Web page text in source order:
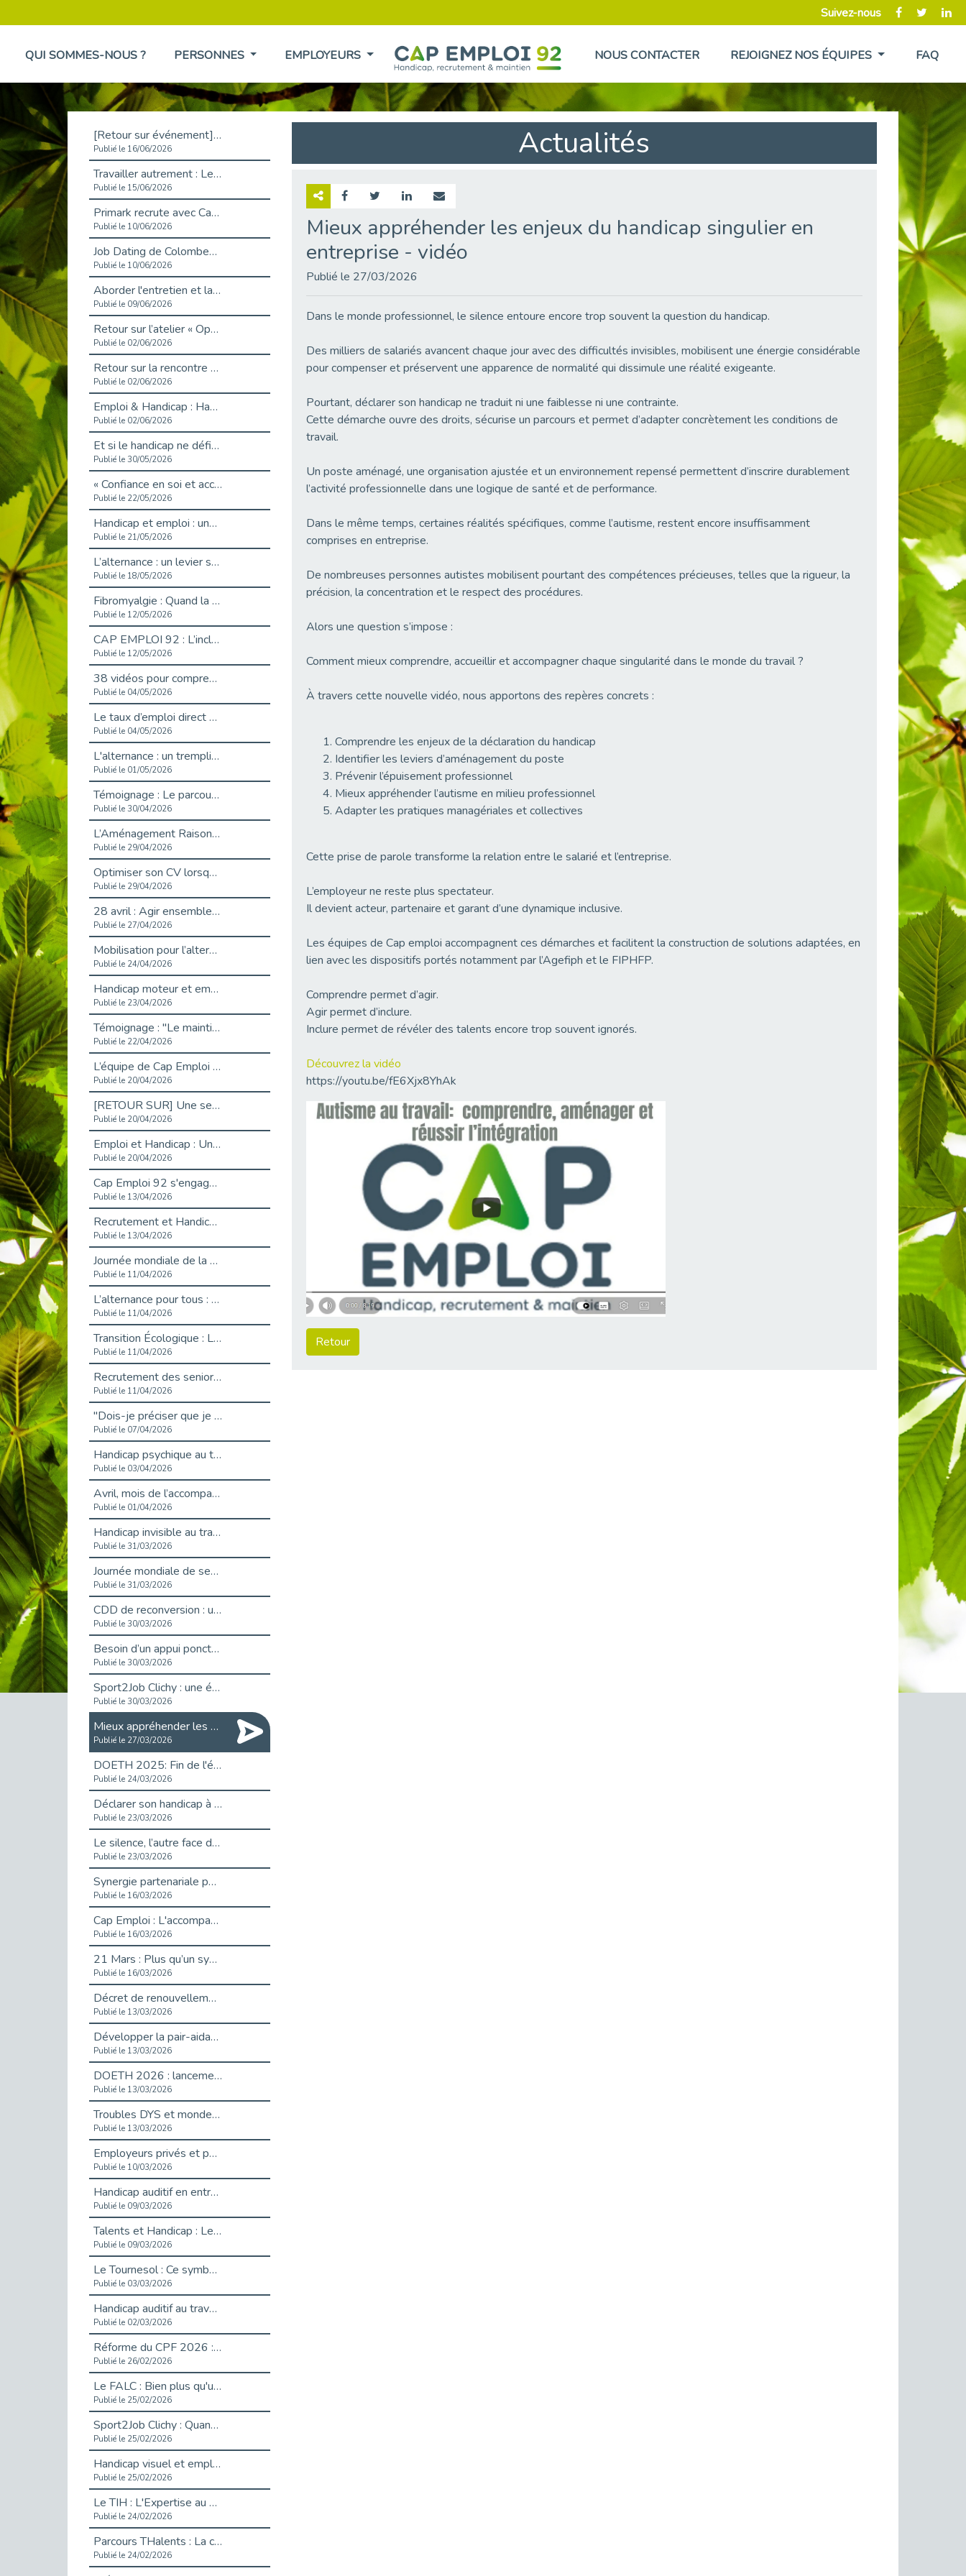
Suivez-nous
QUI SOMMES-NOUS ? PERSONNES EMPLOYEURS NOUS CONTACTER REJOIGNEZ NOS ÉQUIPES FAQ
[Retour sur événement] L'inclusion au cœur de la Place de l'Emploi à La Défense !
Publié le 16/06/2026
Travailler autrement : Le défi de l'intégration des maladies chroniques en entreprise
Publié le 15/06/2026
Primark recrute avec Cap Emploi 92, une matinée couronnée de succès !
Publié le 10/06/2026
Job Dating de Colombes – Emploi et Insertion
Publié le 10/06/2026
Aborder l'entretien et la situation de handicap en toute confiance
Publié le 09/06/2026
Retour sur l’atelier « Optimiser sa recherche d’emploi »
Publié le 02/06/2026
Retour sur la rencontre entre Cap Emploi 92 et Thales (Campus Meudon)
Publié le 02/06/2026
Emploi & Handicap : Hachette Livre et Cap emploi 92 renforcent leur collaboration
Publié le 02/06/2026
Et si le handicap ne définissait plus la carrière ?
Publié le 30/05/2026
« Confiance en soi et acceptation du handicap » : un levier puissant vers l’emploi
Publié le 22/05/2026
Handicap et emploi : une matinée pour briser les tabous
Publié le 21/05/2026
L’alternance : un levier stratégique pour recruter et inclure durablement
Publié le 18/05/2026
Fibromyalgie : Quand la douleur invisible s’invite au bureau
Publié le 12/05/2026
CAP EMPLOI 92 : L’inclusion portée à son sommet, bien au-delà des quotas
Publié le 12/05/2026
38 vidéos pour comprendre et agir durablement
Publié le 04/05/2026
Le taux d’emploi direct dans la fonction publique dépasse 6 % en 2025
Publié le 04/05/2026
L'alternance : un tremplin vers l'emploi aussi pour les personnes en situation de handicap
Publié le 01/05/2026
Témoignage : Le parcours de Marc, 44 ans
Publié le 30/04/2026
L’Aménagement Raisonnable : Un Levier pour l’Équité
Publié le 29/04/2026
Optimiser son CV lorsqu’on est en situation de handicap
Publié le 29/04/2026
28 avril : Agir ensemble pour une culture de prévention au travail
Publié le 27/04/2026
Mobilisation pour l’alternance et le handicap
Publié le 24/04/2026
Handicap moteur et emploi : réussir ses recrutements vidéo
Publié le 23/04/2026
Témoignage : "Le maintien en emploi est un investissement, pas une contrainte."
Publié le 22/04/2026
L’équipe de Cap Emploi 92 s’agrandit : Bienvenue à Charmila, Khoudia et Fadila !
Publié le 20/04/2026
[RETOUR SUR] Une session de recrutement inclusive réussie à Asnières !
Publié le 20/04/2026
Emploi et Handicap : Une alliance de style entre Cap Emploi 92 et La Cravate Solidaire
Publié le 20/04/2026
Cap Emploi 92 s'engage pour la santé mentale : La formation PSSM au cœur de l'accompagnement
Publié le 13/04/2026
Recrutement et Handicap : Et si vous testiez avant de vous engager ?
Publié le 13/04/2026
Journée mondiale de la maladie de Parkinson : Mieux comprendre pour mieux accompagner
Publié le 11/04/2026
L’alternance pour tous : Cap Emploi 92 et Seine Ouest Entreprise et Emploi mobilisés à Boulogne-Billancourt
Publié le 11/04/2026
Transition Écologique : Les Cap Emploi 75,92 et 93 s’engagent pour un Numérique Responsable
Publié le 11/04/2026
Recrutement des seniors : Un levier de transformation pour les ETI franciliennes
Publié le 11/04/2026
"Dois-je préciser que je suis handicapé sur mon CV?"
Publié le 07/04/2026
Handicap psychique au travail : et si nous changions de regard - vidéo
Publié le 03/04/2026
Avril, mois de l’accompagnement dans l’emploi avec Cap emploi.
Publié le 01/04/2026
Handicap invisible au travail : se taire ou parler? - vidéo
Publié le 31/03/2026
Journée mondiale de sensibilisation à l’autisme
Publié le 31/03/2026
CDD de reconversion : un nouveau contrat pour sécuriser le changement de métier.
Publié le 30/03/2026
Besoin d’un appui ponctuel expertise handicap ?
Publié le 30/03/2026
Sport2Job Clichy : une édition altoséquanaise avec Cap Emploi 92.
Publié le 30/03/2026
Mieux appréhender les enjeux du handicap singulier en entreprise - vidéo
Publié le 27/03/2026
DOETH 2025: Fin de l'écrêtement
Publié le 24/03/2026
Déclarer son handicap à son employeur : un levier professionnel ?
Publié le 23/03/2026
Le silence, l’autre face du recrutement : un appel au respect des candidats.
Publié le 23/03/2026
Synergie partenariale pour l'Inclusion Professionnelle chez Orange
Publié le 16/03/2026
Cap Emploi : L'accompagnement EXH c’est quoi ?
Publié le 16/03/2026
21 Mars : Plus qu’un symbole, un engagement pour l’inclusion
Publié le 16/03/2026
Décret de renouvellement de l'aide aux employeurs d'apprentis
Publié le 13/03/2026
Développer la pair-aidance en santé mentale : guide pour les employeurs
Publié le 13/03/2026
DOETH 2026 : lancement de la campagne pour les employeurs publics
Publié le 13/03/2026
Troubles DYS et monde du travail : mieux comprendre pour mieux accompagner _ vidéo
Publié le 13/03/2026
Employeurs privés et publics : vigilance face aux démarchages liés à l’OETH en 2026
Publié le 10/03/2026
Handicap auditif en entreprise, aménagements pour sécuriser la communication - vidéo
Publié le 09/03/2026
Talents et Handicap : Le Top 10 des métiers plébiscités dans les Hauts-de-Seine
Publié le 09/03/2026
Le Tournesol : Ce symbole discret qui change la vie des personnes en situation de handicap invisible
Publié le 03/03/2026
Handicap auditif au travail : rendre l’invisible accessible
Publié le 02/03/2026
Réforme du CPF 2026 : Ce qui change ce printemps pour vos droits à la formation
Publié le 26/02/2026
Le FALC : Bien plus qu'une écriture, un levier d'inclusion
Publié le 25/02/2026
Sport2Job Clichy : Quand le terrain devient le plus beau des bureaux
Publié le 25/02/2026
Handicap visuel et emploi : lever les obstacles pour révéler les - vidéo
Publié le 25/02/2026
Le TIH : L'Expertise au Service de l'Inclusion
Publié le 24/02/2026
Parcours THalents : La complémentarité au service de l'Emploi.
Publié le 24/02/2026
Actualités
Mieux appréhender les enjeux du handicap singulier en
entreprise - vidéo
Publié le 27/03/2026
Dans le monde professionnel, le silence entoure encore trop souvent la question du handicap.
Des milliers de salariés avancent chaque jour avec des difficultés invisibles, mobilisent une énergie considérable
pour compenser et préservent une apparence de normalité qui dissimule une réalité exigeante.
Pourtant, déclarer son handicap ne traduit ni une faiblesse ni une contrainte.
Cette démarche ouvre des droits, sécurise un parcours et permet d’adapter concrètement les conditions de
travail.
Un poste aménagé, une organisation ajustée et un environnement repensé permettent d’inscrire durablement
l’activité professionnelle dans une logique de santé et de performance.
Dans le même temps, certaines réalités spécifiques, comme l’autisme, restent encore insuffisamment
comprises en entreprise.
De nombreuses personnes autistes mobilisent pourtant des compétences précieuses, telles que la rigueur, la
précision, la concentration et le respect des procédures.
Alors une question s’impose :
Comment mieux comprendre, accueillir et accompagner chaque singularité dans le monde du travail ?
À travers cette nouvelle vidéo, nous apportons des repères concrets :
Comprendre les enjeux de la déclaration du handicap
Identifier les leviers d’aménagement du poste
Prévenir l’épuisement professionnel
Mieux appréhender l’autisme en milieu professionnel
Adapter les pratiques managériales et collectives
Cette prise de parole transforme la relation entre le salarié et l’entreprise.
L’employeur ne reste plus spectateur.
Il devient acteur, partenaire et garant d’une dynamique inclusive.
Les équipes de Cap emploi accompagnent ces démarches et facilitent la construction de solutions adaptées, en
lien avec les dispositifs portés notamment par l’Agefiph et le FIPHFP.
Comprendre permet d’agir.
Agir permet d’inclure.
Inclure permet de révéler des talents encore trop souvent ignorés.
Découvrez la vidéo
https://youtu.be/fE6Xjx8YhAk
Retour